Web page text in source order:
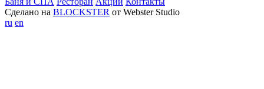
Сделано на BLOCKSTER от Webster Studio
ru en